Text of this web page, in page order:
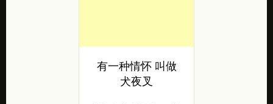
有一种情怀 叫做
犬夜叉